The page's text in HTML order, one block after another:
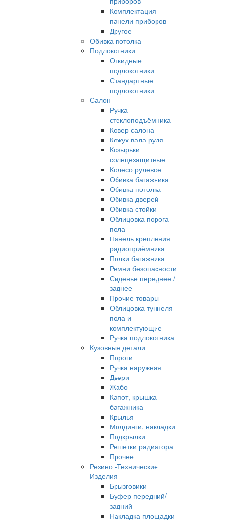
Комплектация
панели приборов
Другое
Обивка потолка
Подлокотники
Откидные
подлокотники
Стандартные
подлокотники
Салон
Ручка
стеклоподъёмника
Ковер салона
Кожух вала руля
Козырьки
солнцезащитные
Колесо рулевое
Обивка багажника
Обивка потолка
Обивка дверей
Обивка стойки
Облицовка порога
пола
Панель крепления
радиоприёмника
Полки багажника
Ремни безопасности
Сиденье переднее /
заднее
Прочие товары
Облицовка туннеля
пола и
комплектующие
Ручка подлокотника
Кузовные детали
Пороги
Ручка наружная
Двери
Жабо
Капот, крышка
багажника
Крылья
Молдинги, накладки
Подкрылки
Решетки радиатора
Прочее
Резино -Технические
Изделия
Брызговики
Буфер передний/
задний
Накладка площадки